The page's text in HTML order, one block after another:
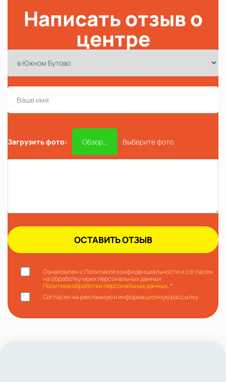
Написать отзыв о
центре
Загрузить фото: Обзор... Выберите фото
Ознакомлен с Политикой конфиденциальности и согласен
на обработку моих персональных данных
Политика обработки персональных данных.*
Согласен на рекламную и информационную рассылку